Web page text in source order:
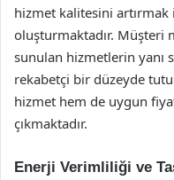
hizmet kalitesini
oluşturmaktadır. Müşteri
sunulan hizmetlerin yanı
rekabetçi bir düzeyde
hizmet hem de uygun
çıkmaktadır.
Enerji Verimliliği ve